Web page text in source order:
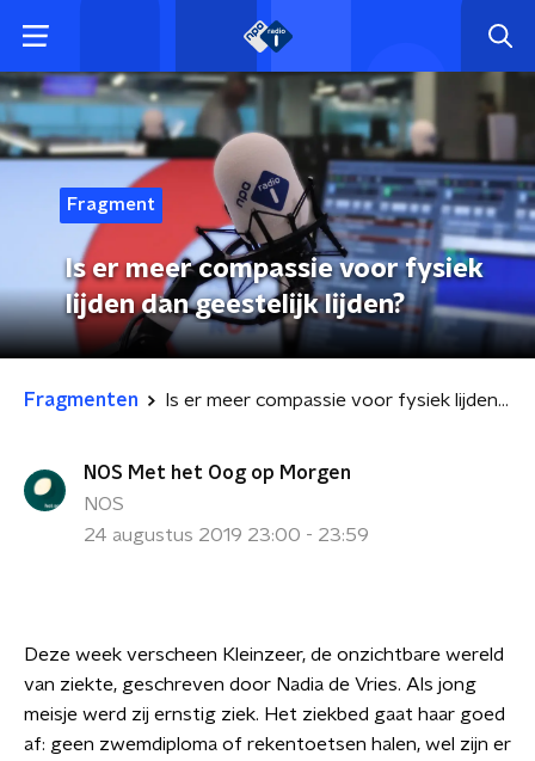
Fragment
Is er meer compassie voor fysiek
lijden dan geestelijk lijden?
Fragmenten Is er meer compassie voor fysiek lijden dan geestelijk lijden?
NOS Met het Oog op Morgen
NOS
24 augustus 2019 23:00 - 23:59
Deze week verscheen Kleinzeer, de onzichtbare wereld
van ziekte, geschreven door Nadia de Vries. Als jong
meisje werd zij ernstig ziek. Het ziekbed gaat haar goed
af: geen zwemdiploma of rekentoetsen halen, wel zijn er